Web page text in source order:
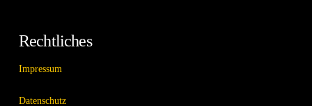
Rechtliches
Impressum
Datenschutz